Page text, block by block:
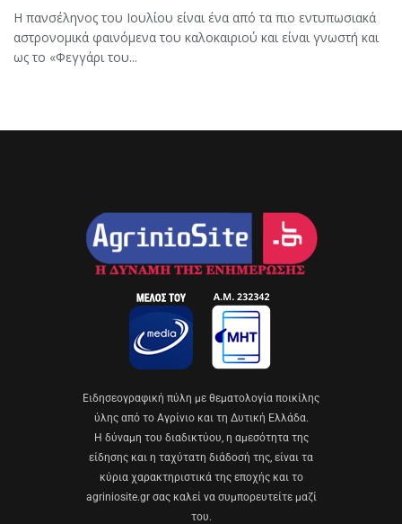
Η πανσέληνος του Ιουλίου είναι ένα από τα πιο εντυπωσιακά
αστρονομικά φαινόμενα του καλοκαιριού και είναι γνωστή και
ως το «Φεγγάρι του...
Eιδησεογραφική πύλη με θεματολογία ποικίλης
ύλης από το Αγρίνιο και τη Δυτική Ελλάδα.
Η δύναμη του διαδικτύου, η αμεσότητα της
είδησης και η ταχύτατη διάδοσή της, είναι τα
κύρια χαρακτηριστικά της εποχής και το
agriniosite.gr σας καλεί να συμπορευτείτε μαζί
του.